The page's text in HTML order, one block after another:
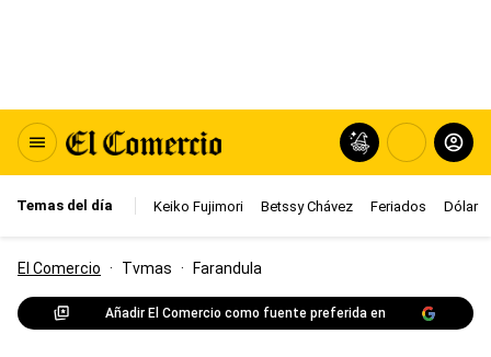
Temas del día Keiko Fujimori Betssy Chávez Feriados Dólar
El Comercio · Tvmas · Farandula
Añadir El Comercio como fuente preferida en